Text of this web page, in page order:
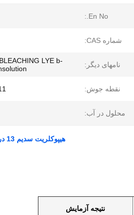
En No.:
شماره CAS:
نامهای دیگر:
LYE b-
نقطه جوش: 111
محلول در آب:
هیپوکلریت سدیم 13 درصد درجه غذایی 7681 52 9
نتیجه آزمایش